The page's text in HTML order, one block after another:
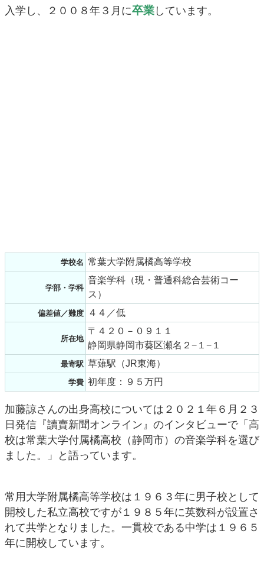
入学し、２００８年３月に卒業 しています。
学校名 常葉大学附属橘高等学校
学部・学科
音楽学科（現・普通科総合芸術コー
ス）
偏差値／難度 ４４／低
所在地
〒４２０－０９１１
静岡県静岡市葵区瀬名２−１−１
最寄駅 草薙駅（JR東海）
学費 初年度：９５万円
加藤諒さんの出身高校については２０２１年６月２３
日発信『讀賣新聞オンライン』のインタビューで「高
校は常葉大学付属橘高校（静岡市）の音楽学科を選び
ました。」と語っています。
常用大学附属橘高等学校は１９６３年に男子校として
開校した私立高校ですが１９８５年に英数科が設置さ
れて共学となりました。一貫校である中学は１９６５
年に開校しています。